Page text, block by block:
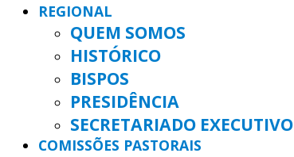
REGIONAL
QUEM SOMOS
HISTÓRICO
BISPOS
PRESIDÊNCIA
SECRETARIADO EXECUTIVO
COMISSÕES PASTORAIS